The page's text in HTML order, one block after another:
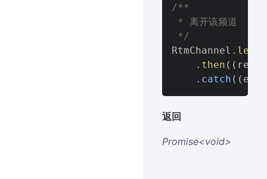
/**
* 离开该频道
*/
RtmChannel . leave
. then ( ( res
. catch ( ( err
返回
Promise<void>